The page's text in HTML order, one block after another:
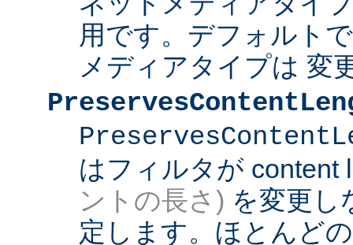
用です。デフォルト
メディアタイプは 変
はフィルタが content
ントの長さ) を変更し
定します。ほとんど